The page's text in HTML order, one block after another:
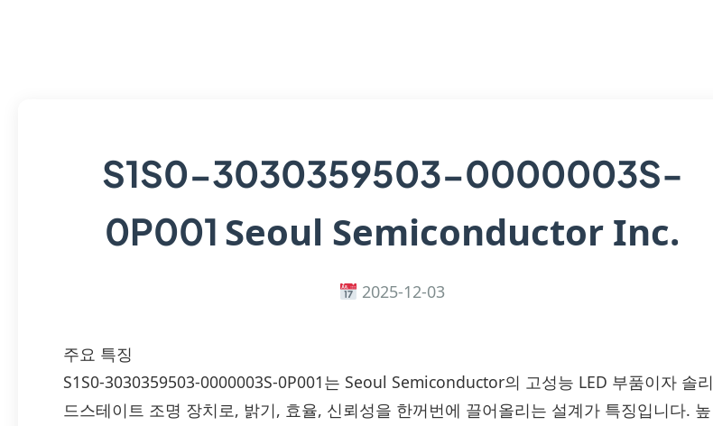
S1S0-3030359503-0000003S-
0P001 Seoul Semiconductor Inc.
2025-12-03
주요 특징
S1S0-3030359503-0000003S-0P001는 Seoul Semiconductor의 고성능 LED 부품이자 솔리
드스테이트 조명 장치로, 밝기, 효율, 신뢰성을 한꺼번에 끌어올리는 설계가 특징입니다. 높